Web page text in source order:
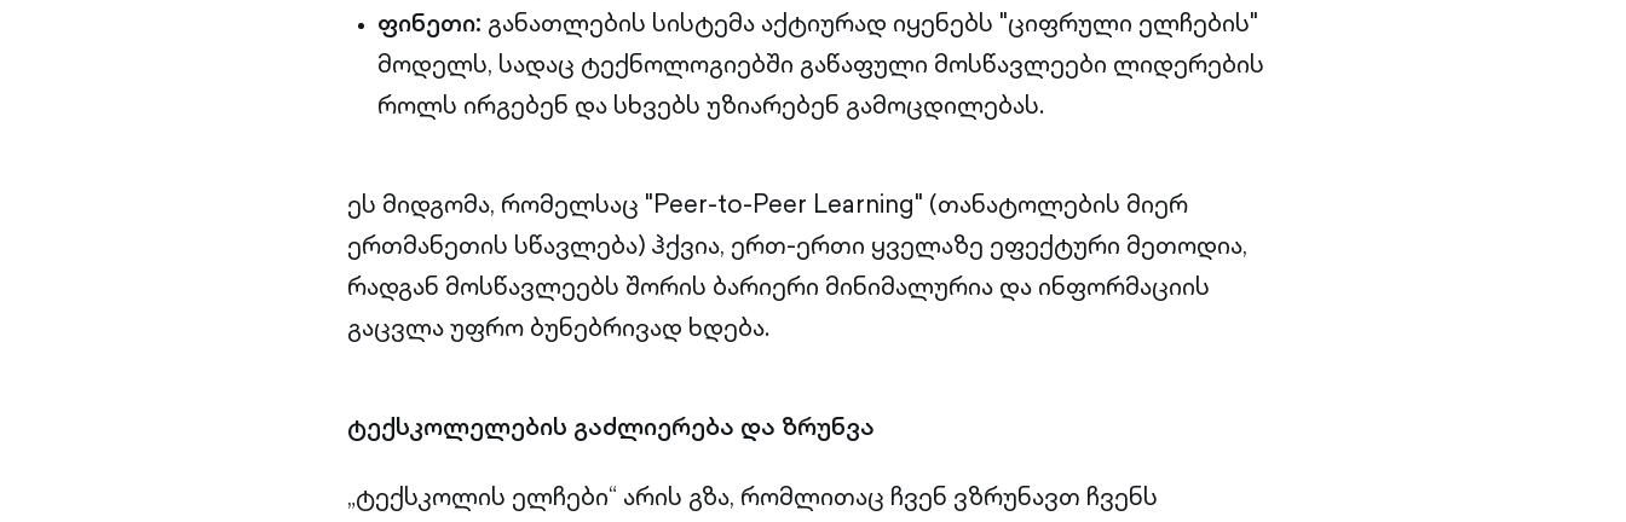
ფინეთი: განათლების სისტემა აქტიურად იყენებს "ციფრული ელჩების"
მოდელს, სადაც ტექნოლოგიებში გაწაფული მოსწავლეები ლიდერების
როლს ირგებენ და სხვებს უზიარებენ გამოცდილებას.
ეს მიდგომა, რომელსაც "Peer-to-Peer Learning" (თანატოლების მიერ
ერთმანეთის სწავლება) ჰქვია, ერთ-ერთი ყველაზე ეფექტური მეთოდია,
რადგან მოსწავლეებს შორის ბარიერი მინიმალურია და ინფორმაციის
გაცვლა უფრო ბუნებრივად ხდება.
ტექსკოლელების გაძლიერება და ზრუნვა
„ტექსკოლის ელჩები“ არის გზა, რომლითაც ჩვენ ვზრუნავთ ჩვენს